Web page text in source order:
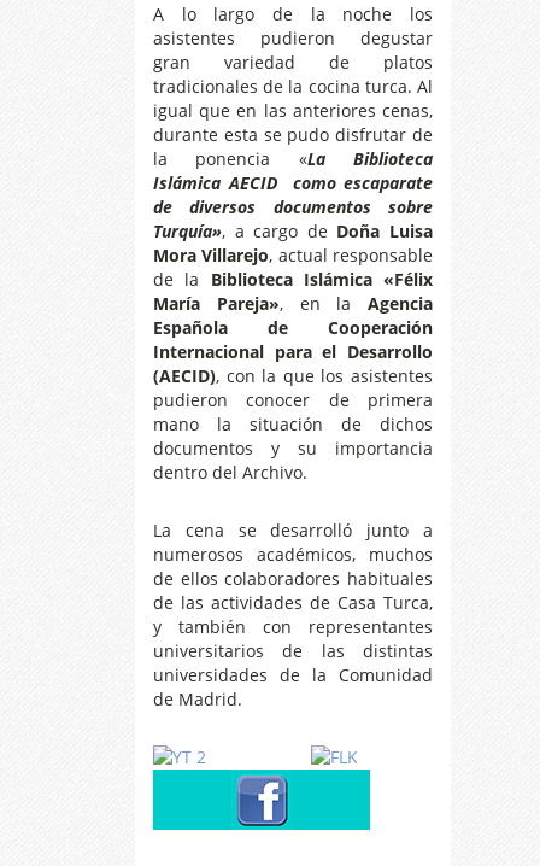
A lo largo de la noche los
asistentes pudieron degustar
gran variedad de platos
tradicionales de la cocina turca. Al
igual que en las anteriores cenas,
durante esta se pudo disfrutar de
la ponencia «La Biblioteca
Islámica AECID como escaparate
de diversos documentos sobre
Turquía», a cargo de Doña Luisa
Mora Villarejo, actual responsable
de la Biblioteca Islámica «Félix
María Pareja», en la Agencia
Española de Cooperación
Internacional para el Desarrollo
(AECID), con la que los asistentes
pudieron conocer de primera
mano la situación de dichos
documentos y su importancia
dentro del Archivo.
La cena se desarrolló junto a
numerosos académicos, muchos
de ellos colaboradores habituales
de las actividades de Casa Turca,
y también con representantes
universitarios de las distintas
universidades de la Comunidad
de Madrid.